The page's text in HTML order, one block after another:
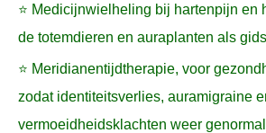
⭐ Medicijnwielheling bij hartenpijn en
de totemdieren en auraplanten als gids
⭐ Meridianentijdtherapie, voor
zodat identiteitsverlies, auramigraine
vermoeidheidsklachten weer